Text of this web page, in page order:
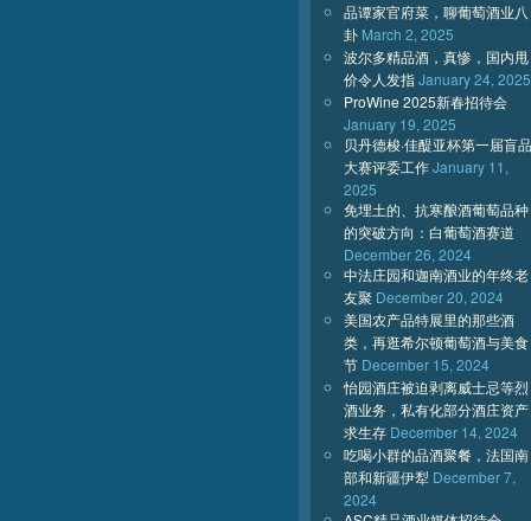
品谭家官府菜，聊葡萄酒业八
卦 March 2, 2025
波尔多精品酒，真惨，国内甩
价令人发指January 24, 2025
ProWine 2025新春招待会
January 19, 2025
贝丹德梭·佳醍亚杯第一届盲品
大赛评委工作January 11,
2025
免埋土的、抗寒酿酒葡萄品种
的突破方向：白葡萄酒赛道
December 26, 2024
中法庄园和迦南酒业的年终老
友聚 December 20, 2024
美国农产品特展里的那些酒
类，再逛希尔顿葡萄酒与美食
节 December 15, 2024
怡园酒庄被迫剥离威士忌等烈
酒业务，私有化部分酒庄资产
求生存 December 14, 2024
吃喝小群的品酒聚餐，法国南
部和新疆伊犁 December 7,
2024